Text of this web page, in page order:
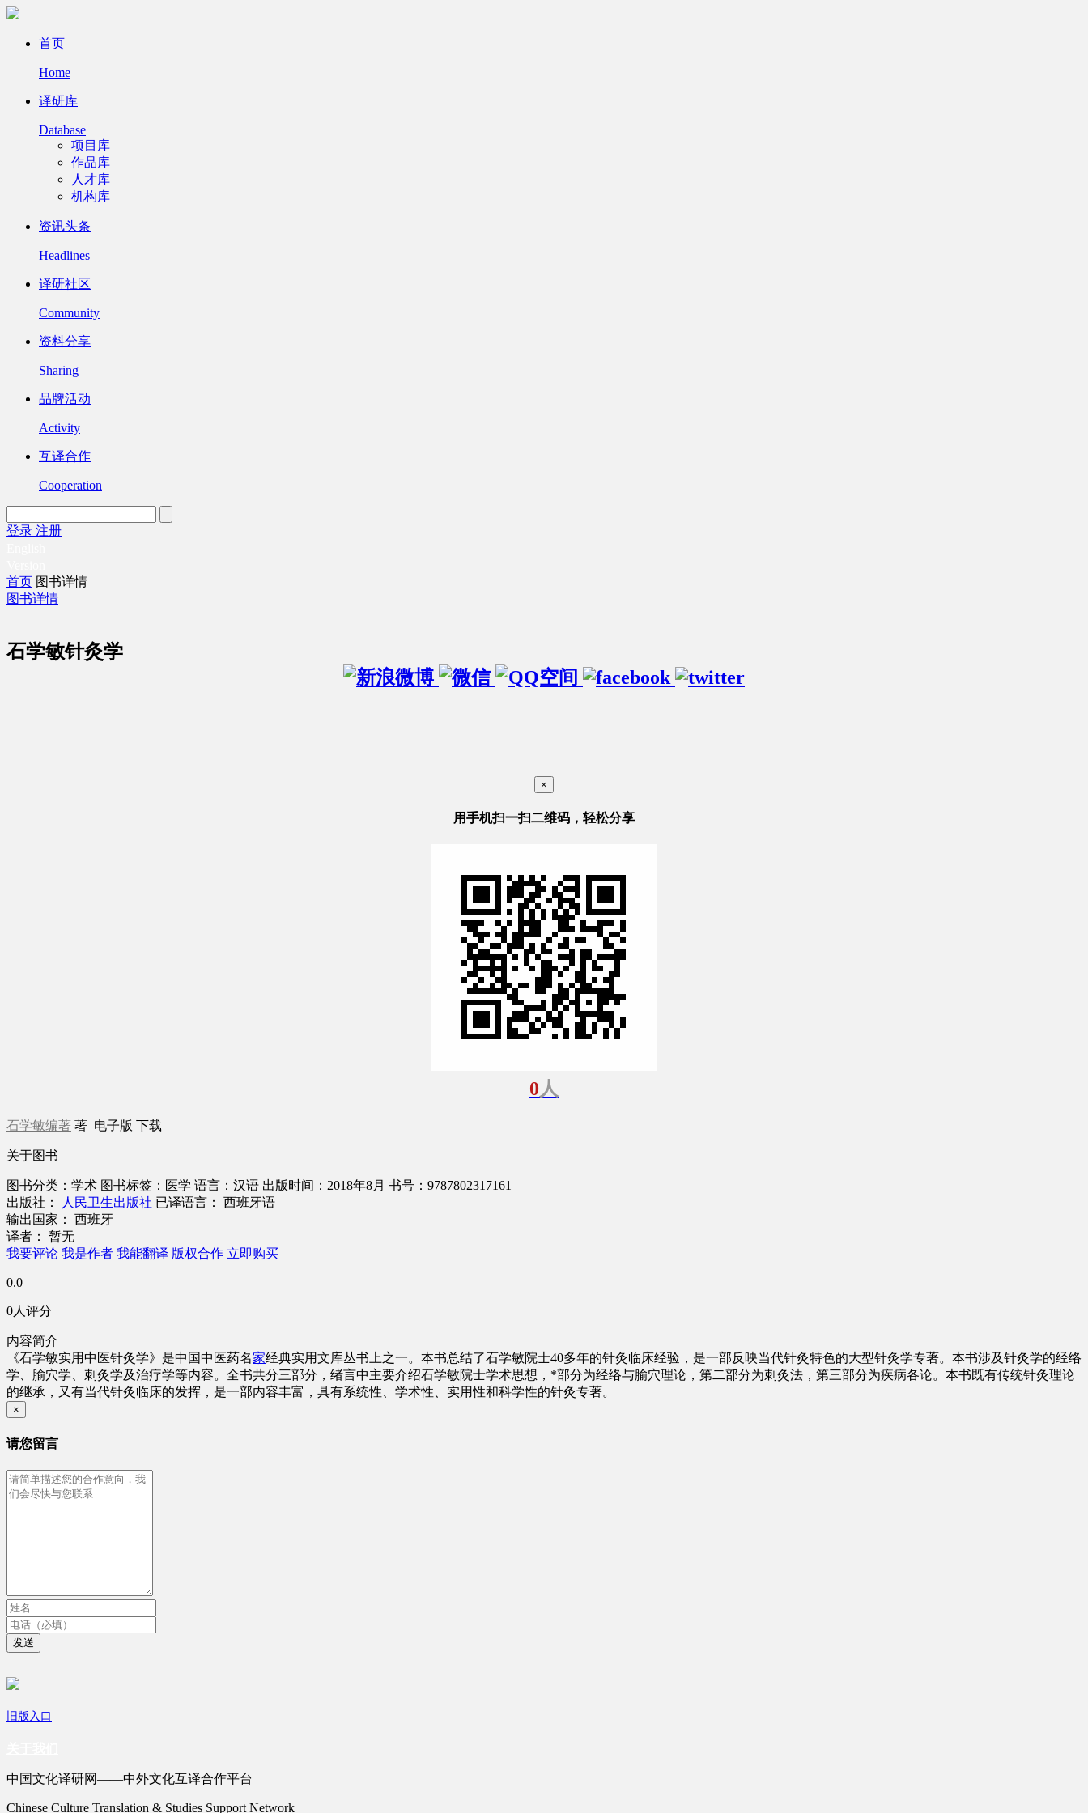
首页
Home
译研库
Database
项目库
作品库
人才库
机构库
资讯头条
Headlines
译研社区
Community
资料分享
Sharing
品牌活动
Activity
互译合作
Cooperation
登录 注册
首页 图书详情
图书详情
石学敏针灸学
×
用手机扫一扫二维码，轻松分享
0人
石学敏编著 著 电子版 下载
关于图书
图书分类：学术 图书标签：医学 语言：汉语 出版时间：2018年8月 书号：9787802317161
出版社：
人民卫生出版社 已译语言： 西班牙语
输出国家： 西班牙
译者： 暂无
我要评论 我是作者 我能翻译 版权合作 立即购买
0.0
0人评分
内容简介
《石学敏实用中医针灸学》是中国中医药名家经典实用文库丛书上之一。本书总结了石学敏院士40多年的针灸临床经验，是一部反映当代针灸特色的大型针灸学专著。本书涉及针灸学的经络
学、腧穴学、刺灸学及治疗学等内容。全书共分三部分，绪言中主要介绍石学敏院士学术思想，*部分为经络与腧穴理论，第二部分为刺灸法，第三部分为疾病各论。本书既有传统针灸理论
的继承，又有当代针灸临床的发挥，是一部内容丰富，具有系统性、学术性、实用性和科学性的针灸专著。
×
请您留言
发送
旧版入口
中国文化译研网——中外文化互译合作平台
Chinese Culture Translation & Studies Support Network